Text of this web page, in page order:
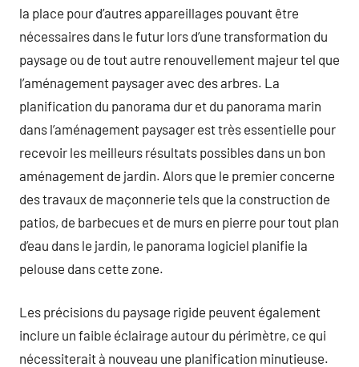
la place pour d’autres appareillages pouvant être
nécessaires dans le futur lors d’une transformation du
paysage ou de tout autre renouvellement majeur tel que
l’aménagement paysager avec des arbres. La
planification du panorama dur et du panorama marin
dans l’aménagement paysager est très essentielle pour
recevoir les meilleurs résultats possibles dans un bon
aménagement de jardin. Alors que le premier concerne
des travaux de maçonnerie tels que la construction de
patios, de barbecues et de murs en pierre pour tout plan
d’eau dans le jardin, le panorama logiciel planifie la
pelouse dans cette zone.
Les précisions du paysage rigide peuvent également
inclure un faible éclairage autour du périmètre, ce qui
nécessiterait à nouveau une planification minutieuse.